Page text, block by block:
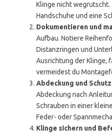
Klinge nicht
Handschuhe und eine
Dokumentieren und
Aufbau. Notiere
Distanzringen und
Ausrichtung der Klinge,
vermeidest du
Abdeckung und
Abdeckung nach
Schrauben in einer
Feder- oder
Klinge sichern und